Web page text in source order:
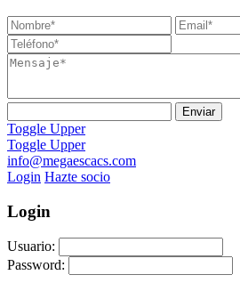
Toggle Upper
Toggle Upper
info@megaescacs.com
Login Hazte socio
Login
Usuario:
Password: